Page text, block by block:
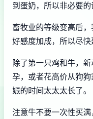
到蛋奶，所以非必要的
畜牧业的等级变高后
好感度加成，所以尽快
除了第一只鸡和牛，
孕，或者花高价从狗
娠的时间太太太长了。
注意牛不要一次性买